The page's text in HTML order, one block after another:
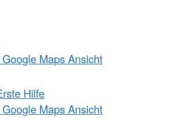
Maps Ansicht
Hilfe
Maps Ansicht